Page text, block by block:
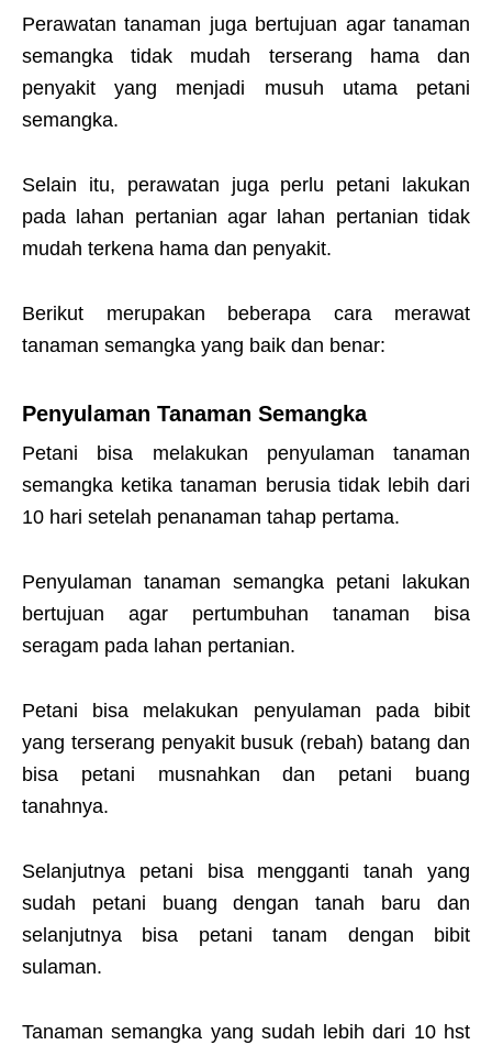
Perawatan tanaman juga bertujuan agar tanaman
semangka tidak mudah terserang hama dan
penyakit yang menjadi musuh utama petani
semangka.
Selain itu, perawatan juga perlu petani lakukan
pada lahan pertanian agar lahan pertanian tidak
mudah terkena hama dan penyakit.
Berikut merupakan beberapa cara merawat
tanaman semangka yang baik dan benar:
Penyulaman Tanaman Semangka
Petani bisa melakukan penyulaman tanaman
semangka ketika tanaman berusia tidak lebih dari
10 hari setelah penanaman tahap pertama.
Penyulaman tanaman semangka petani lakukan
bertujuan agar pertumbuhan tanaman bisa
seragam pada lahan pertanian.
Petani bisa melakukan penyulaman pada bibit
yang terserang penyakit busuk (rebah) batang dan
bisa petani musnahkan dan petani buang
tanahnya.
Selanjutnya petani bisa mengganti tanah yang
sudah petani buang dengan tanah baru dan
selanjutnya bisa petani tanam dengan bibit
sulaman.
Tanaman semangka yang sudah lebih dari 10 hst